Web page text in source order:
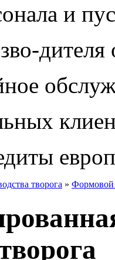
и
дителя
творога » Формовой